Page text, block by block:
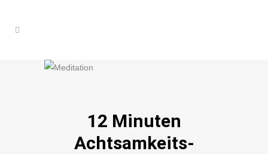
12 Minuten
Achtsamkeits-